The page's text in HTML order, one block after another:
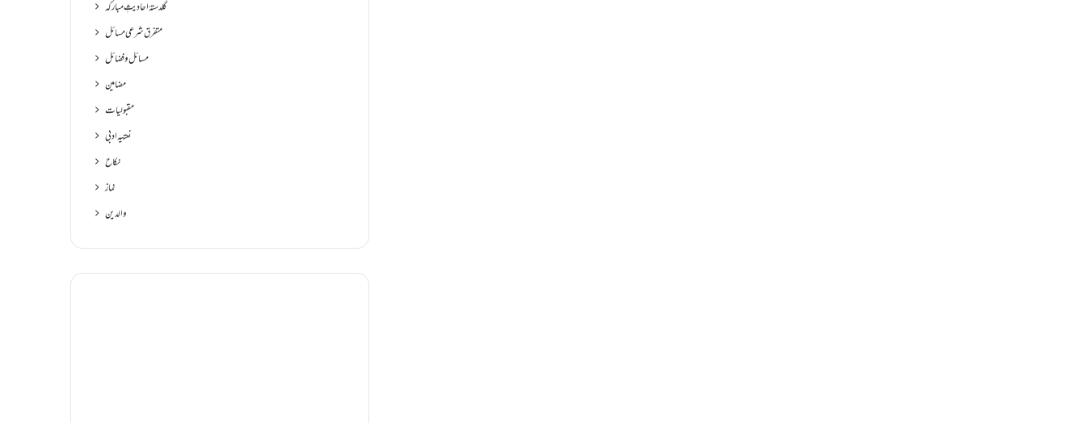
گلدستۂ احادیثِ مبارکہ
متفرق شرعی مسائل
مسائل و فضائل
مضامین
مقبولیات
نعتیہ ادبی
نکاح
نماز
والدین